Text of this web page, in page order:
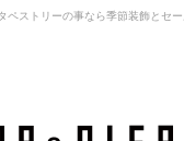
ペストリーの事なら季節装飾とセ